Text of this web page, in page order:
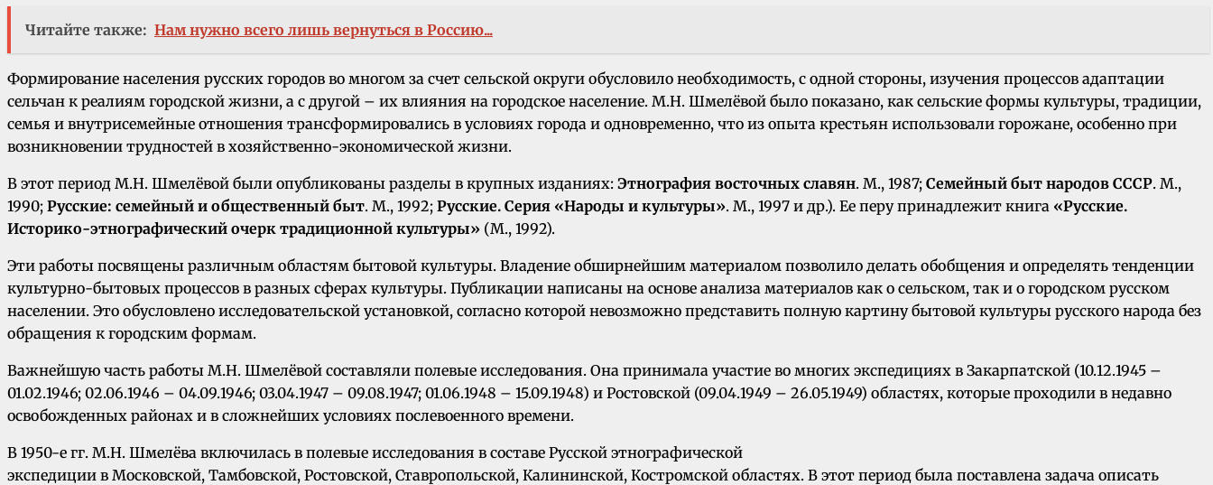
Читайте также: Нам нужно всего лишь вернуться в Россию...
Формирование населения русских городов во многом за счет сельской округи обусловило необходимость, с одной стороны, изучения процессов адаптации
сельчан к реалиям городской жизни, а с другой – их влияния на городское население. М.Н. Шмелёвой было показано, как сельские формы культуры, традиции,
семья и внутрисемейные отношения трансформировались в условиях города и одновременно, что из опыта крестьян использовали горожане, особенно при
возникновении трудностей в хозяйственно-экономической жизни.
В этот период М.Н. Шмелёвой были опубликованы разделы в крупных изданиях: Этнография восточных славян. М., 1987; Семейный быт народов СССР. М.,
1990; Русские: семейный и общественный быт. М., 1992; Русские. Серия «Народы и культуры». М., 1997 и др.). Ее перу принадлежит книга «Русские.
Историко-этнографический очерк традиционной культуры» (М., 1992).
Эти работы посвящены различным областям бытовой культуры. Владение обширнейшим материалом позволило делать обобщения и определять тенденции
культурно-бытовых процессов в разных сферах культуры. Публикации написаны на основе анализа материалов как о сельском, так и о городском русском
населении. Это обусловлено исследовательской установкой, согласно которой невозможно представить полную картину бытовой культуры русского народа без
обращения к городским формам.
Важнейшую часть работы М.Н. Шмелёвой составляли полевые исследования. Она принимала участие во многих экспедициях в Закарпатской (10.12.1945 –
01.02.1946; 02.06.1946 – 04.09.1946; 03.04.1947 – 09.08.1947; 01.06.1948 – 15.09.1948) и Ростовской (09.04.1949 – 26.05.1949) областях, которые проходили в недавно
освобожденных районах и в сложнейших условиях послевоенного времени.
В 1950-е гг. М.Н. Шмелёва включилась в полевые исследования в составе Русской этнографической
экспедиции в Московской, Тамбовской, Ростовской, Ставропольской, Калининской, Костромской областях. В этот период была поставлена задача описать